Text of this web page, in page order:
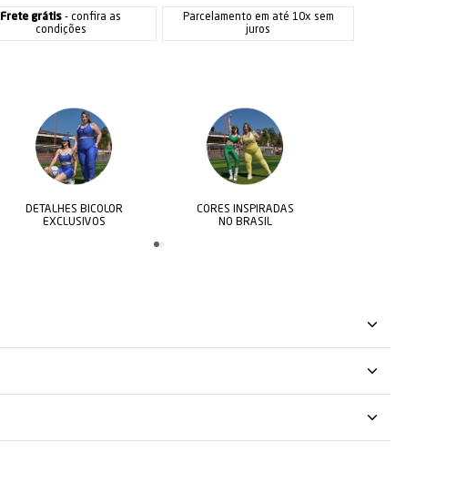
Frete grátis - confira as
condições
Parcelamento em até 10x sem
juros
CORES INSPIRADAS
NO BRASIL
VISUAL ESPORTIVO E
MODERNO